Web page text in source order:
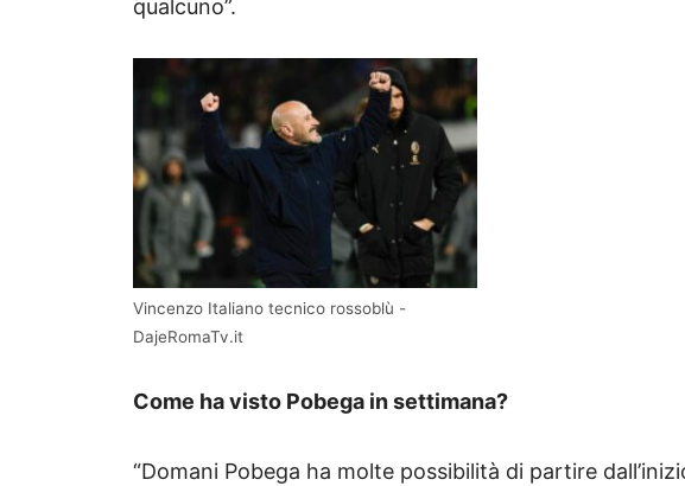
qualcuno”.
Vincenzo Italiano tecnico rossoblù -
DajeRomaTv.it
Come ha visto Pobega in settimana?
“Domani Pobega ha molte possibilità di partire